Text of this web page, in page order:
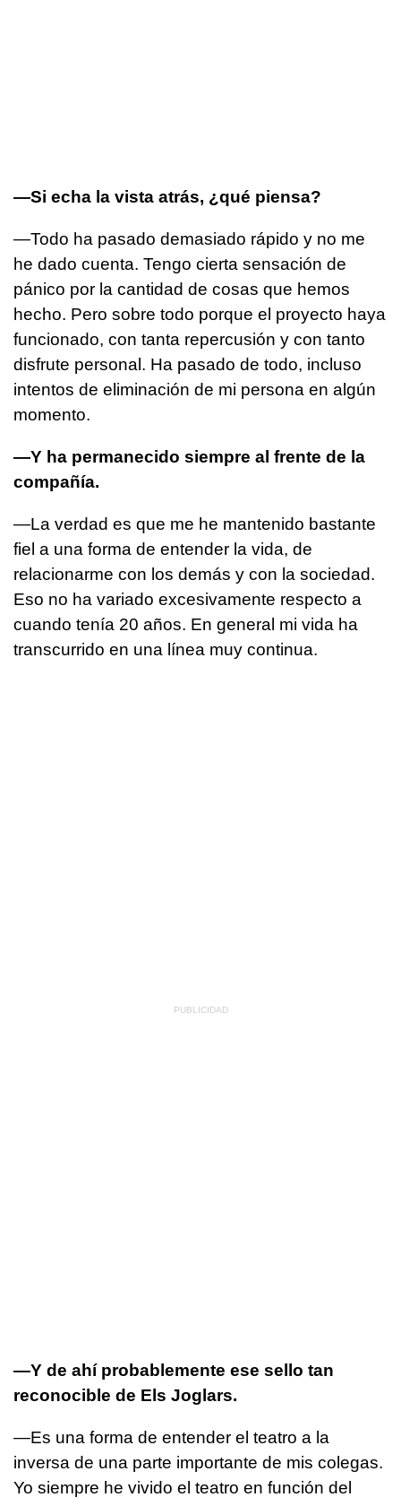
—Si echa la vista atrás, ¿qué piensa?
—Todo ha pasado demasiado rápido y no me
he dado cuenta. Tengo cierta sensación de
pánico por la cantidad de cosas que hemos
hecho. Pero sobre todo porque el proyecto haya
funcionado, con tanta repercusión y con tanto
disfrute personal. Ha pasado de todo, incluso
intentos de eliminación de mi persona en algún
momento.
—Y ha permanecido siempre al frente de la
compañía.
—La verdad es que me he mantenido bastante
fiel a una forma de entender la vida, de
relacionarme con los demás y con la sociedad.
Eso no ha variado excesivamente respecto a
cuando tenía 20 años. En general mi vida ha
transcurrido en una línea muy continua.
—Y de ahí probablemente ese sello tan
reconocible de Els Joglars.
—Es una forma de entender el teatro a la
inversa de una parte importante de mis colegas.
Yo siempre he vivido el teatro en función del